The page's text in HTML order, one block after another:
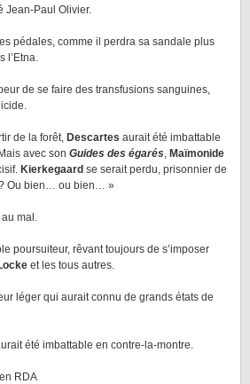
Jean-Paul Olivier.
pédales, comme il perdra sa sandale plus
l’Etna.
de se faire des transfusions sanguines,
de la forêt, Descartes aurait été imbattable
avec son Guides des égarés, Maïmonide
Kierkegaard se serait perdu, prisonnier de
Ou bien… ou bien… »
mal.
poursuiteur, rêvant toujours de s’imposer
et les tous autres.
léger qui aurait connu de grands états de
été imbattable en contre-la-montre.
RDA